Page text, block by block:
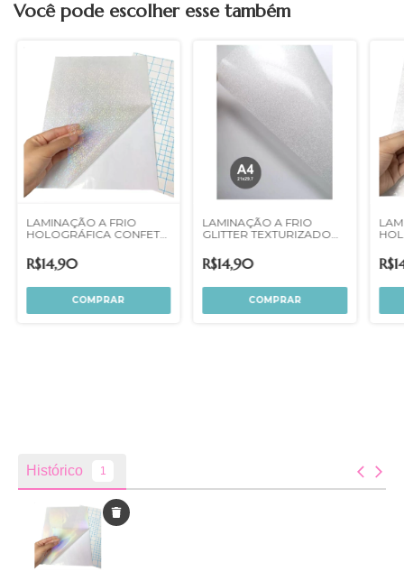
Você pode escolher esse também
LAMINAÇÃO A FRIO
HOLOGRÁFICA CONFETE
R$14,90
COMPRAR
LAMINAÇÃO A FRIO
GLITTER TEXTURIZADO
R$14,90
COMPRAR